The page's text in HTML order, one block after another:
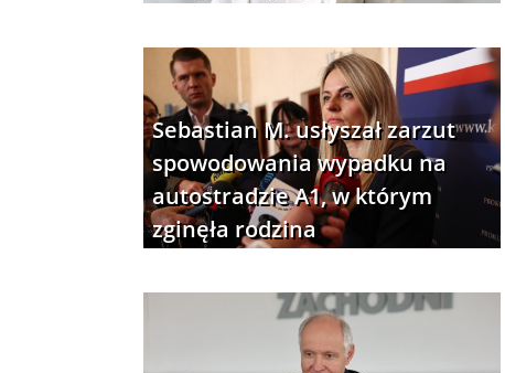
Sebastian M. usłyszał zarzut
spowodowania wypadku na
autostradzie A1, w którym
zginęła rodzina